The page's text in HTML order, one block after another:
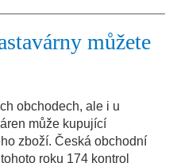
můžete
obchodech, ale i u
může kupující
zboží. Česká obchodní
roku 174 kontrol